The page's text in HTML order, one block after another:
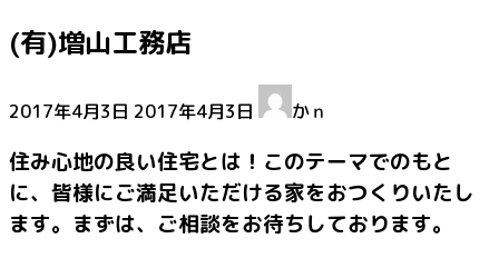
(有)増山工務店
2017年4月3日 終
新
日
時
2017年4月3日 かｎ
住み心地の良い住宅とは！このテーマでのもと
に、皆様にご満足いただける家をおつくりいたし
ます。まずは、ご相談をお待ちしております。